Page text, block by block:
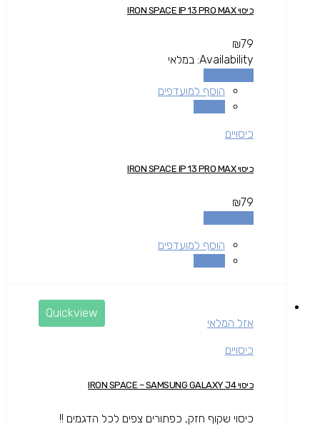
כיסוי IRON SPACE IP 13 PRO MAX
₪79
Availability: במלאי
הוסף למועדפים
כיסויים
כיסוי IRON SPACE IP 13 PRO MAX
₪79
הוסף למועדפים
Quickview
אזל המלאי
כיסויים
כיסוי IRON SPACE – SAMSUNG GALAXY J4
כיסוי שקוף חזק, כפתורים צפים לכל הדגמים !!